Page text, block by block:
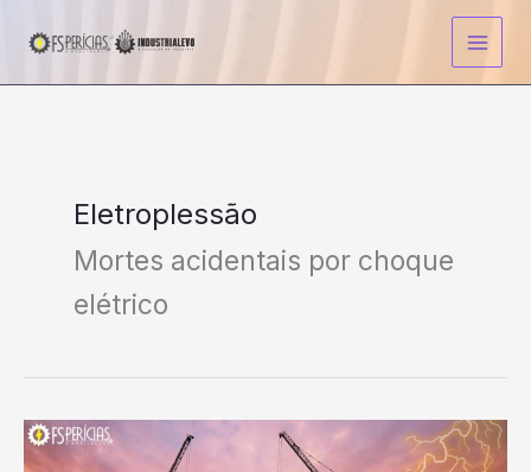
para
conteúdo
Eletroplessão
Mortes acidentais por choque
elétrico
SPDA:
Desvendando